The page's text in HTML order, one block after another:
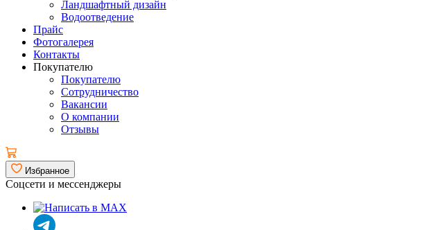
Ландшафтный дизайн
Водоотведение
Прайс
Фотогалерея
Контакты
Покупателю
Покупателю
Сотрудничество
Вакансии
О компании
Отзывы
Избранное
Соцсети и мессенджеры